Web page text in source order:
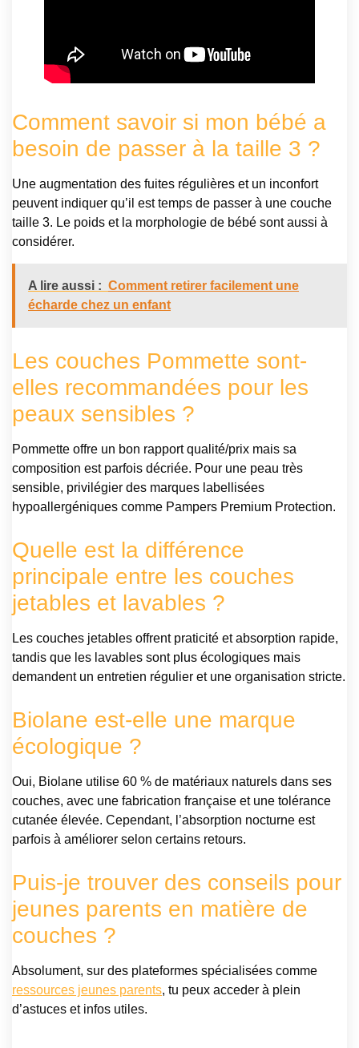
Comment savoir si mon bébé a
besoin de passer à la taille 3 ?
Une augmentation des fuites régulières et un inconfort
peuvent indiquer qu’il est temps de passer à une couche
taille 3. Le poids et la morphologie de bébé sont aussi à
considérer.
A lire aussi : Comment retirer facilement une
écharde chez un enfant
Les couches Pommette sont-
elles recommandées pour les
peaux sensibles ?
Pommette offre un bon rapport qualité/prix mais sa
composition est parfois décriée. Pour une peau très
sensible, privilégier des marques labellisées
hypoallergéniques comme Pampers Premium Protection.
Quelle est la différence
principale entre les couches
jetables et lavables ?
Les couches jetables offrent praticité et absorption rapide,
tandis que les lavables sont plus écologiques mais
demandent un entretien régulier et une organisation stricte.
Biolane est-elle une marque
écologique ?
Oui, Biolane utilise 60 % de matériaux naturels dans ses
couches, avec une fabrication française et une tolérance
cutanée élevée. Cependant, l’absorption nocturne est
parfois à améliorer selon certains retours.
Puis-je trouver des conseils pour
jeunes parents en matière de
couches ?
Absolument, sur des plateformes spécialisées comme
ressources jeunes parents, tu peux acceder à plein
d’astuces et infos utiles.